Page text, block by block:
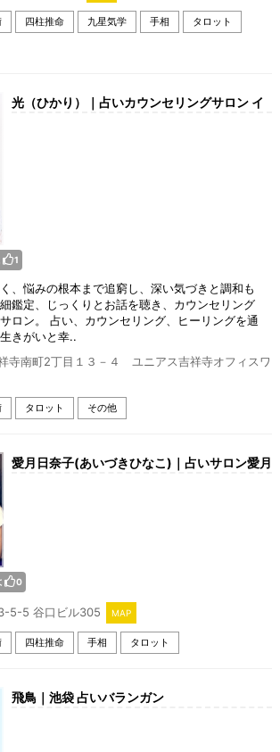
四柱推命 九星気学 手相 タロット
光（ひかり）｜占いカウンセリングサロン イ
1
、悩みの根本まで追窮し、深い気づきと調和も
鑑定、じっくりとお話を聴き、カウンセリング
ロン。 占い、カウンセリング、ヒーリングを通
きがいと幸..
寺南町2丁目１３－４ ユニアス吉祥寺オフィスワ
タロット その他
愛月日奈子(あいづきひなこ)｜占いサロン愛月
0
5-5 谷口ビル305 MAP
四柱推命 手相 タロット
飛鳥｜池袋 占いバランガン